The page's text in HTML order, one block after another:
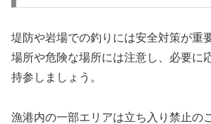
堤防や岩場での釣りには安全対策が重
場所や危険な場所には注意し、必要に
持参しましょう。
漁港内の一部エリアは立ち入り禁止の